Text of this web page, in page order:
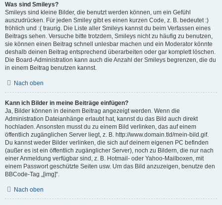
Was sind Smileys?
Smileys sind kleine Bilder, die benutzt werden können, um ein Gefühl
auszudrücken. Für jeden Smiley gibt es einen kurzen Code, z. B. bedeutet :)
fröhlich und :( traurig. Die Liste aller Smileys kannst du beim Verfassen eines
Beitrags sehen. Versuche bitte trotzdem, Smileys nicht zu häufig zu benutzen,
sie können einen Beitrag schnell unlesbar machen und ein Moderator könnte
deshalb deinen Beitrag entsprechend überarbeiten oder gar komplett löschen.
Die Board-Administration kann auch die Anzahl der Smileys begrenzen, die du
in einem Beitrag benutzen kannst.
Nach oben
Kann ich Bilder in meine Beiträge einfügen?
Ja, Bilder können in deinem Beitrag angezeigt werden. Wenn die
Administration Dateianhänge erlaubt hat, kannst du das Bild auch direkt
hochladen. Ansonsten musst du zu einem Bild verlinken, das auf einem
öffentlich zugänglichen Server liegt, z. B. http://www.domain.tld/mein-bild.gif.
Du kannst weder Bilder verlinken, die sich auf deinem eigenen PC befinden
(außer es ist ein öffentlich zugänglicher Server), noch zu Bildern, die nur nach
einer Anmeldung verfügbar sind, z. B. Hotmail- oder Yahoo-Mailboxen, mit
einem Passwort geschützte Seiten usw. Um das Bild anzuzeigen, benutze den
BBCode-Tag „[img]“.
Nach oben